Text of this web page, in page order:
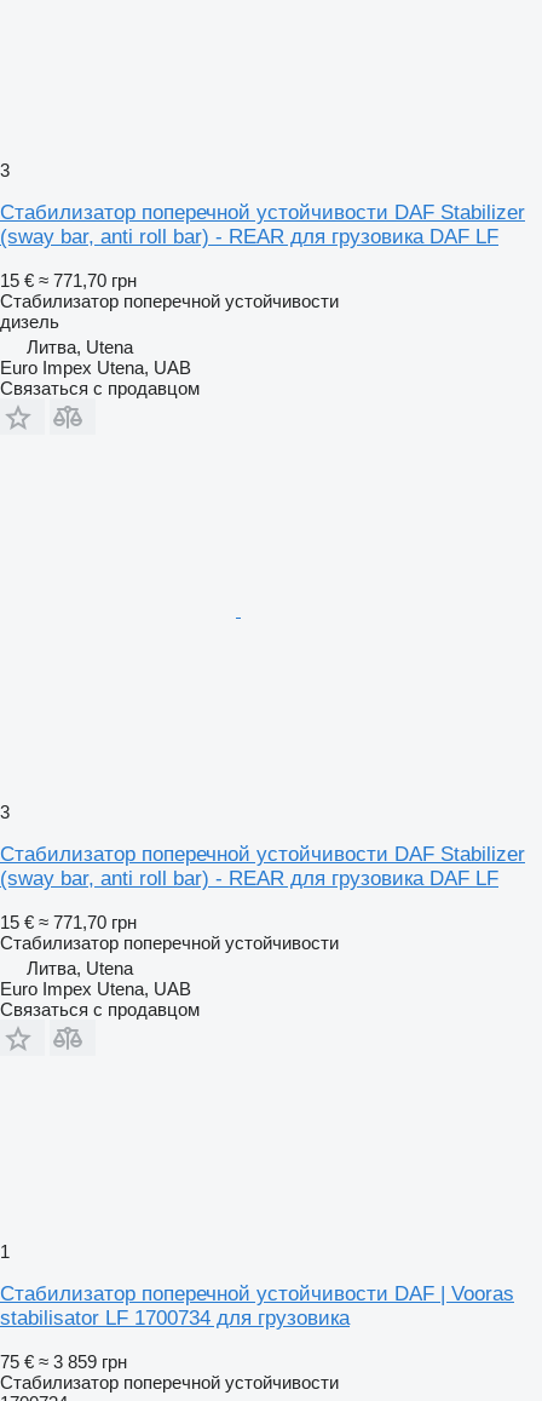
3
Стабилизатор поперечной устойчивости DAF Stabilizer
(sway bar, anti roll bar) - REAR для грузовика DAF LF
15 € ≈ 771,70 грн
Стабилизатор поперечной устойчивости
дизель
Литва, Utena
Euro Impex Utena, UAB
Связаться с продавцом
3
Стабилизатор поперечной устойчивости DAF Stabilizer
(sway bar, anti roll bar) - REAR для грузовика DAF LF
15 € ≈ 771,70 грн
Стабилизатор поперечной устойчивости
Литва, Utena
Euro Impex Utena, UAB
Связаться с продавцом
1
Стабилизатор поперечной устойчивости DAF | Vooras
stabilisator LF 1700734 для грузовика
75 € ≈ 3 859 грн
Стабилизатор поперечной устойчивости